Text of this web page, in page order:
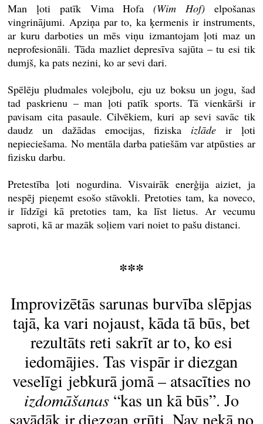
Man ļoti patīk Vima Hofa(Wim Hof)elpošanas
vingrinājumi. Apziņa par to, ka ķermenis ir instruments,
ar kuru darboties un mēs viņu izmantojam ļoti maz un
neprofesionāli. Tāda mazliet depresīva sajūta – tu esi tik
dumjš, ka pats nezini, ko ar sevi dari.
Spēlēju pludmales volejbolu, eju uz boksu un jogu, šad
tad paskrienu – man ļoti patīk sports. Tā vienkārši ir
pavisam cita pasaule. Cilvēkiem, kuri ap sevi savāc tik
daudz un dažādas emocijas, fiziska izlāde ir ļoti
nepieciešama. No mentāla darba patiešām var atpūsties ar
fizisku darbu.
Pretestība ļoti nogurdina. Visvairāk enerģija aiziet, ja
nespēj pieņemt esošo stāvokli. Pretoties tam, ka noveco,
ir līdzīgi kā pretoties tam, ka līst lietus. Ar vecumu
saproti, kā ar mazāk soļiem vari noiet to pašu distanci.
***
Improvizētās sarunas burvība slēpjas
tajā, ka vari nojaust, kāda tā būs, bet
rezultāts reti sakrīt ar to, ko esi
iedomājies. Tas vispār ir diezgan
veselīgi jebkurā jomā – atsacīties no
izdomāšanas“kas un kā būs”. Jo
savādāk ir diezgan grūti. Nav nekā no